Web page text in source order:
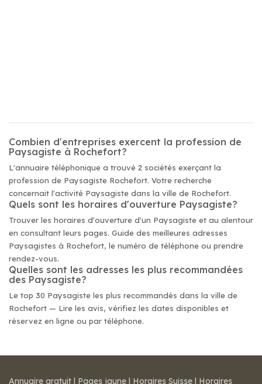
Combien d'entreprises exercent la profession de
Paysagiste à Rochefort?
L'annuaire téléphonique a trouvé 2 sociétés exerçant la
profession de Paysagiste Rochefort. Votre recherche
concernait l'activité Paysagiste dans la ville de Rochefort.
Quels sont les horaires d'ouverture Paysagiste?
Trouver les horaires d'ouverture d'un Paysagiste et au alentour
en consultant leurs pages. Guide des meilleures adresses
Paysagistes à Rochefort, le numéro de téléphone ou prendre
rendez-vous.
Quelles sont les adresses les plus recommandées
des Paysagiste?
Le top 30 Paysagiste les plus recommandés dans la ville de
Rochefort — Lire les avis, vérifiez les dates disponibles et
réservez en ligne ou par téléphone.
Annuaire gratuit | Pages jaune | Horaires Suisse | Horaires